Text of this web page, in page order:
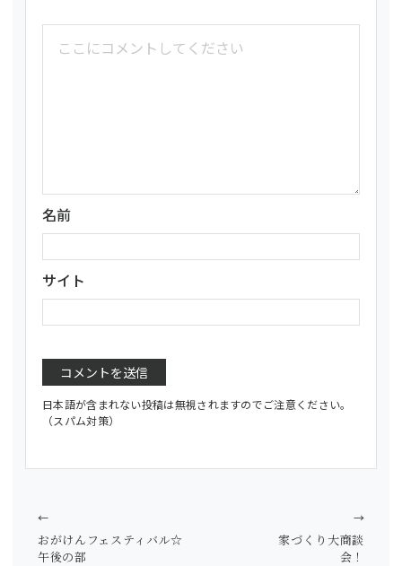
名前
サイト
日本語が含まれない投稿は無視されますのでご注意ください。
（スパム対策）
おがけんフェスティバル☆
午後の部
←
家づくり大商談
会！
→